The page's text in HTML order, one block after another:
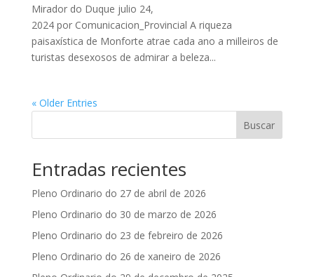
Mirador do Duque julio 24,
2024 por Comunicacion_Provincial A riqueza
paisaxística de Monforte atrae cada ano a milleiros de
turistas desexosos de admirar a beleza...
« Older Entries
Buscar
Entradas recientes
Pleno Ordinario do 27 de abril de 2026
Pleno Ordinario do 30 de marzo de 2026
Pleno Ordinario do 23 de febreiro de 2026
Pleno Ordinario do 26 de xaneiro de 2026